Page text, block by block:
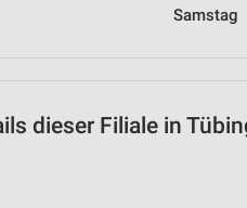
Samstag
dieser Filiale in